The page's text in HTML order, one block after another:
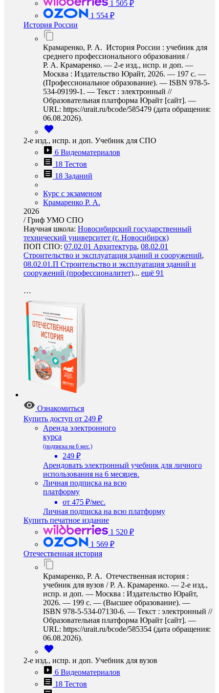
1 505 ₽
1 554 ₽
История России
Крамаренко, Р. А. История России : учебник для
среднего профессионального образования /
Р. А. Крамаренко. — 2-е изд., испр. и доп. —
Москва : Издательство Юрайт, 2026. — 197 с. —
(Профессиональное образование). — ISBN 978-5-
534-09199-1. — Текст : электронный //
Образовательная платформа Юрайт [сайт]. —
URL: https://urait.ru/bcode/585479 (дата обращения:
06.08.2026).
2-е изд., испр. и доп. Учебник для СПО
6 Видеоматериалов
18 Тестов
18 Заданий
Курс с экзаменом
Крамаренко Р. А.
2026
/Гриф УМО СПО
Научная школа: Новосибирский государственный
технический университет (г. Новосибирск)
ПОП СПО: 07.02.01 Архитектура, 08.02.01
Строительство и эксплуатация зданий и сооружений,
08.02.01.П Строительство и эксплуатация зданий и
сооружений (профессионалитет)... ещё 91
…
Ознакомиться
Купить доступ от 249 ₽
Аренда электронного
курса
(подписка на 6 мес.)
249 ₽
Арендовать электронный учебник для личного
использования на 6 месяцев.
Личная подписка на всю
платформу
от 475 ₽/мес.
Личная подписка на всю платформу
Купить печатное издание
1 520 ₽
1 569 ₽
Отечественная история
Крамаренко, Р. А. Отечественная история :
учебник для вузов / Р. А. Крамаренко. — 2-е изд.,
испр. и доп. — Москва : Издательство Юрайт,
2026. — 199 с. — (Высшее образование). —
ISBN 978-5-534-07130-6. — Текст : электронный //
Образовательная платформа Юрайт [сайт]. —
URL: https://urait.ru/bcode/585354 (дата обращения:
06.08.2026).
2-е изд., испр. и доп. Учебник для вузов
6 Видеоматериалов
18 Тестов